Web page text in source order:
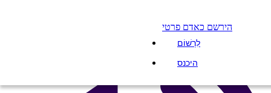
הירשם כאדם פרטי
לִרְשׁוֹם
היכנס